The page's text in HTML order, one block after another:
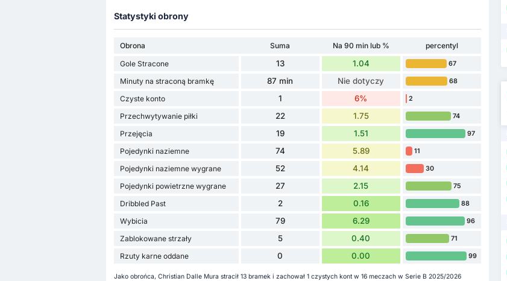
Statystyki obrony
Obrona Suma Na 90 min lub %
percentyl
Gole Stracone
13 1.04 67
Minuty na straconą bramkę 87 min Nie dotyczy 68
Czyste konto 1 6% 2
Przechwytywanie piłki 22 1.75 74
Przejęcia 19 1.51 97
Pojedynki naziemne 74 5.89 11
Pojedynki naziemne wygrane 52 4.14 30
Pojedynki powietrzne wygrane 27 2.15 75
Dribbled Past 2 0.16 88
Wybicia 79 6.29 96
Zablokowane strzały 5 0.40 71
Rzuty karne oddane 0 0.00 99
Jako obrońca, Christian Dalle Mura stracił 13 bramek i zachował 1 czystych kont w 16 meczach w Serie B 2025/2026